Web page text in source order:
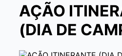
AÇÃO
(DIA DE